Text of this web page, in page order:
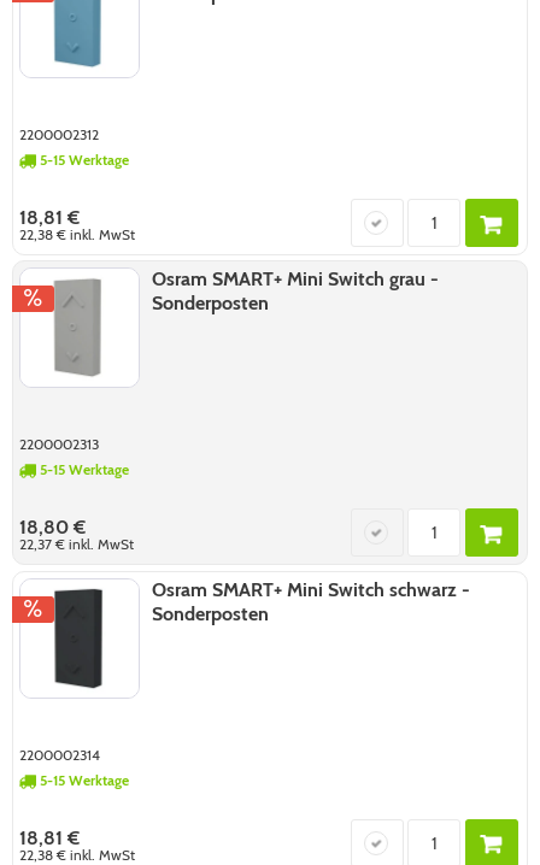
2200002312
5-15 Werktage
18,81 €
22,38 €inkl. MwSt
Osram SMART+ Mini Switch grau -
Sonderposten
2200002313
5-15 Werktage
18,80 €
22,37 €inkl. MwSt
Osram SMART+ Mini Switch schwarz -
Sonderposten
2200002314
5-15 Werktage
18,81 €
22,38 €inkl. MwSt